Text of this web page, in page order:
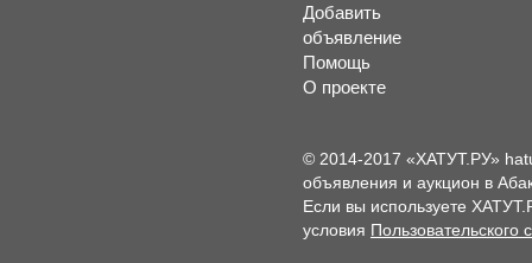
Добавить
объявление
Помощь
О проекте
© 2014-2017 «ХАТУТ.РУ»
объявления и аукцион в
Если вы используете
условия Пользовательского